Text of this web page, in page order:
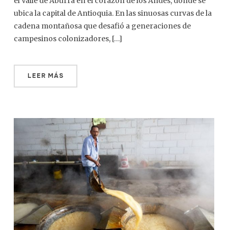
ubica la capital de Antioquia. En las sinuosas curvas de la
cadena montañosa que desafió a generaciones de
campesinos colonizadores, […]
LEER MÁS